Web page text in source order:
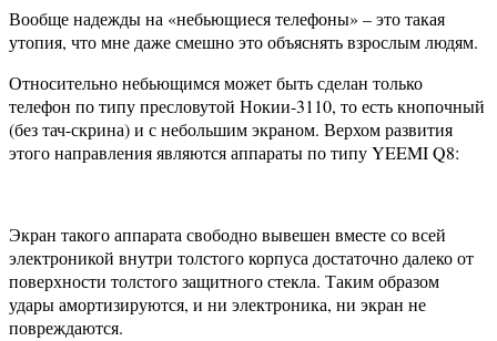
Вообще надежды на «небьющиеся телефоны» – это такая
утопия, что мне даже смешно это объяснять взрослым людям.
Относительно небьющимся может быть сделан только
телефон по типу пресловутой Нокии-3110, то есть кнопочный
(без тач-скрина) и с небольшим экраном. Верхом развития
этого направления являются аппараты по типу YEEMI Q8:
Экран такого аппарата свободно вывешен вместе со всей
электроникой внутри толстого корпуса достаточно далеко от
поверхности толстого защитного стекла. Таким образом
удары амортизируются, и ни электроника, ни экран не
повреждаются.